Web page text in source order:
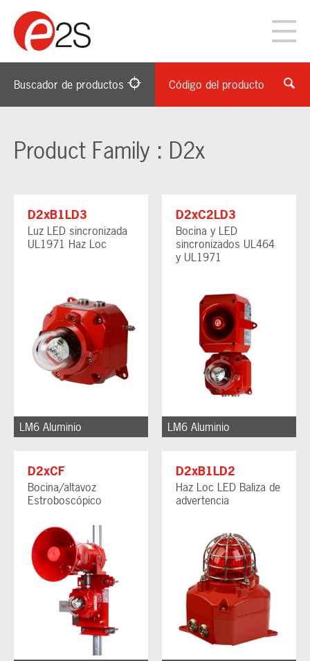
Buscador de productos Código del producto
Product Family : D2x
D2xB1LD3
Luz LED sincronizada
UL1971 Haz Loc
LM6 Aluminio
D2xC2LD3
Bocina y LED
sincronizados UL464
y UL1971
LM6 Aluminio
D2xCF
Bocina/altavoz
Estroboscópico
D2xB1LD2
Haz Loc LED Baliza de
advertencia